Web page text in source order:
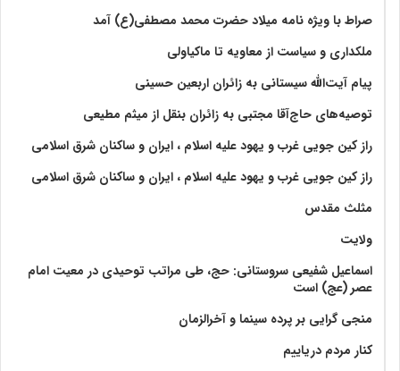
صراط با ویژه نامه میلاد حضرت محمد مصطفی(ع) آمد
ملکداری و سیاست از معاویه تا ماکیاولی
پیام آیت‌الله سیستانی به زائران اربعین حسینی
توصیه‌های حاج‌آقا مجتبی به زائران بنقل از میثم مطیعی
راز کین جویی غرب و یهود علیه اسلام ، ایران و ساکنان شرق اسلامی
راز کین جویی غرب و یهود علیه اسلام ، ایران و ساکنان شرق اسلامی
مثلث مقدس
ولايت‏
اسماعیل شفیعی سروستانی: حج، طی مراتب توحیدی در معیت امام
عصر (عج) است
منجی گرایی بر پرده سینما و آخرالزمان
کنار مردم دریاییم